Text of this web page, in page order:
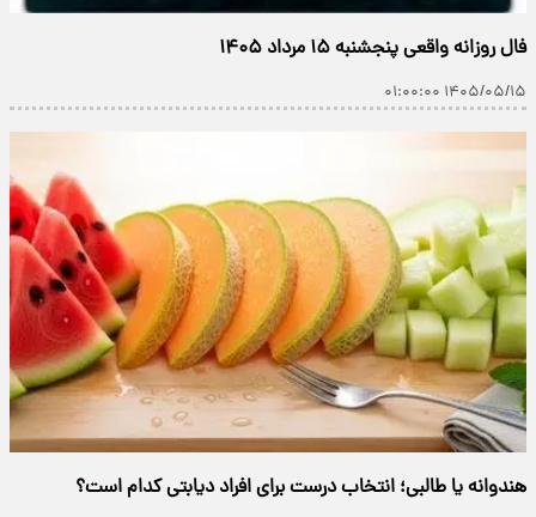
فال روزانه واقعی پنجشنبه ۱۵ مرداد ۱۴۰۵
۱۴۰۵/۰۵/۱۵ ۰۱:۰۰:۰۰
هندوانه یا طالبی؛ انتخاب درست برای افراد دیابتی کدام است؟